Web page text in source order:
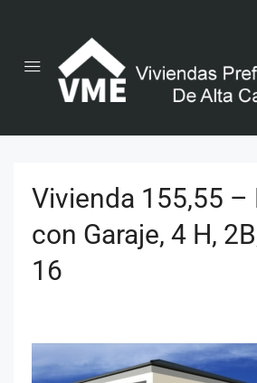
Vivienda 155,55 –
con Garaje, 4 H,
16